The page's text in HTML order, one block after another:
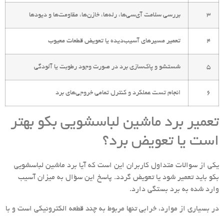
۳ بررسی سلامت آی‌سی‌ها، رله‌ها، خازن‌ها، مقاومت‌ها و دیودها
۴ تعمیر مسیرهای آسیب‌دیده یا تعویض قطعات معیوب
۵ شستشو و پاک‌سازی برد در صورت وجود رطوبت یا آلودگی
۶ انجام تست عملکرد و کنترل تمامی خروجی‌های برد
تعمیر برد ماشین لباسشویی بکو بهتر
است یا تعویض برد؟
یکی از سوالات متداول کاربران این است که آیا برد ماشین لباسشویی
بکو باید تعمیر شود یا تعویض گردد. پاسخ این سؤال به میزان آسیب
وارد شده به برد بستگی دارد.
در بسیاری از موارد، خرابی تنها مربوط به چند قطعه الکترونیکی است و با